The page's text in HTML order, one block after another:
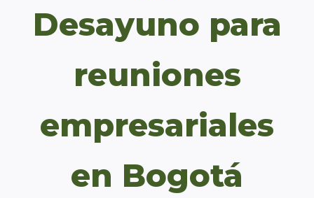
Desayuno para
reuniones
empresariales
en Bogotá